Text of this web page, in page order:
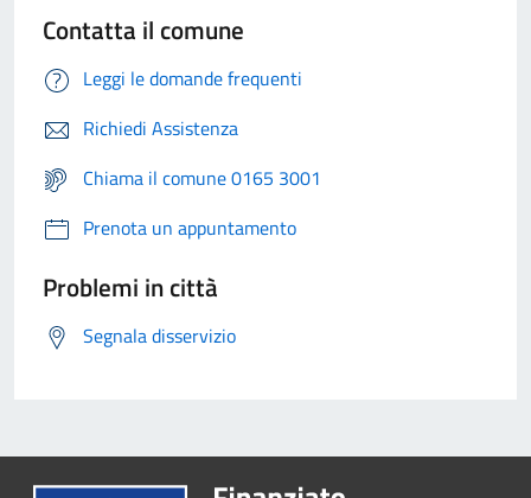
Contatta il comune
Leggi le domande frequenti
Richiedi Assistenza
Chiama il comune 0165 3001
Prenota un appuntamento
Problemi in città
Segnala disservizio